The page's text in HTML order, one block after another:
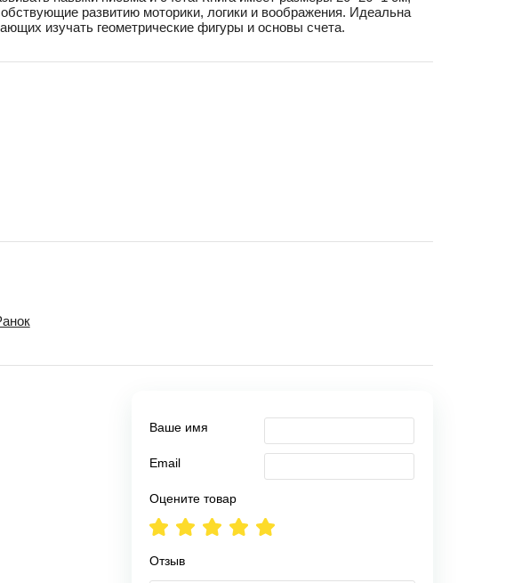
развитию моторики, логики и воображения. Идеальна
изучать геометрические фигуры и основы счета.
Ваше имя
Email
Оцените товар
Отзыв